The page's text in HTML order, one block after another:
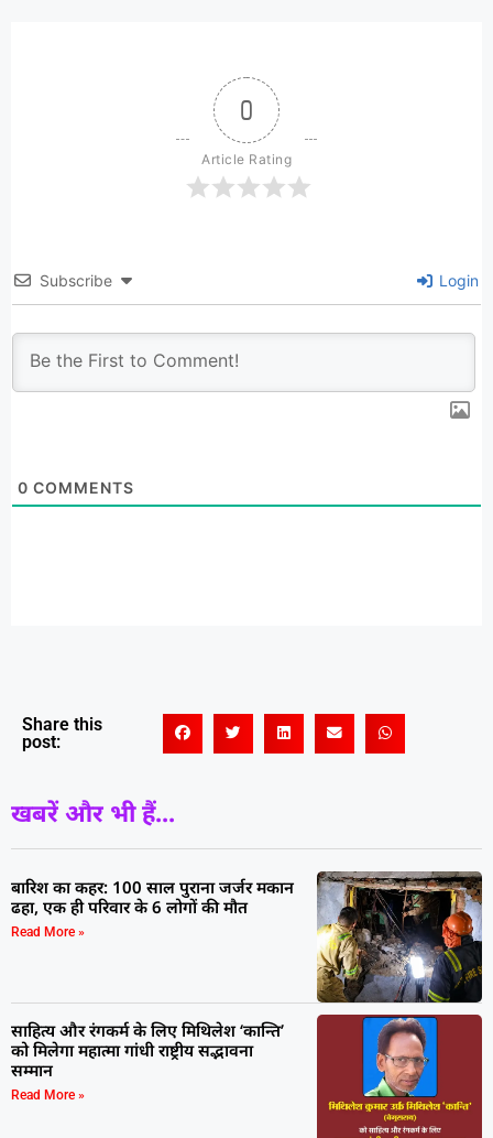
0
Article Rating
Subscribe Login
0 COMMENTS
Share this
post:
खबरें और भी हैं...
बारिश का कहर: 100 साल पुराना जर्जर मकान
ढहा, एक ही परिवार के 6 लोगों की मौत
Read More »
साहित्य और रंगकर्म के लिए मिथिलेश ‘कान्ति’
को मिलेगा महात्मा गांधी राष्ट्रीय सद्भावना
सम्मान
Read More »